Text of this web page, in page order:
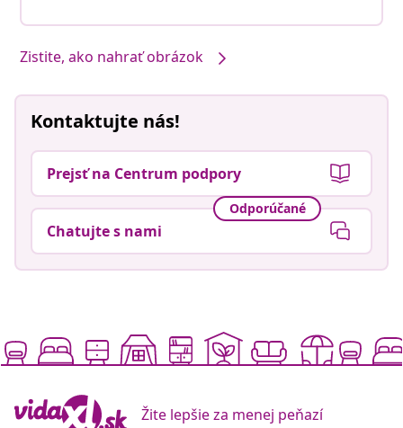
Zistite, ako nahrať obrázok
Kontaktujte nás!
Prejsť na Centrum podpory
Odporúčané
Chatujte s nami
Žite lepšie za menej peňazí